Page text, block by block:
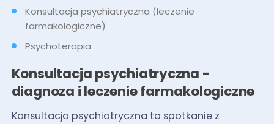
Konsultacja psychiatryczna (leczenie
farmakologiczne)
Psychoterapia
Konsultacja psychiatryczna -
diagnoza i leczenie farmakologiczne
Konsultacja psychiatryczna to spotkanie z